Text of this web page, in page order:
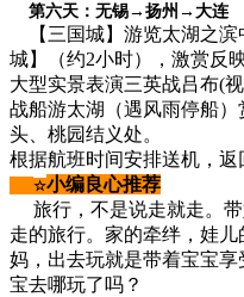
第六天：无锡→扬州→大连
【三国城】游览太湖之滨
城】（约2小时），激赏反
大型实景表演三英战吕布(
战船游太湖（遇风雨停船
头、桃园结义处。
根据航班时间安排送机，返
☆小编良心推荐
旅行，不是说走就走。带
走的旅行。家的牵绊，娃
妈，出去玩就是带着宝宝
宝去哪玩了吗？